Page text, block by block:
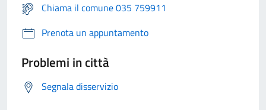
Chiama il comune 035 759911
Prenota un appuntamento
Problemi in città
Segnala disservizio